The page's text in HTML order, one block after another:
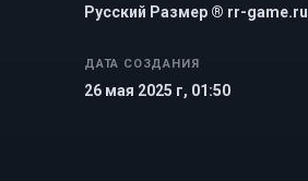
Русский Размер ® rr-game.ru
ДАТА СОЗДАНИЯ
26 мая 2025 г, 01:50